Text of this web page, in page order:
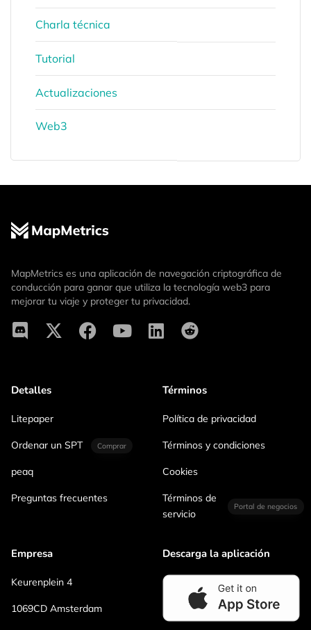
Charla técnica
Tutorial
Actualizaciones
Web3
MapMetrics es una aplicación de navegación criptográfica de
conducción para ganar que utiliza la tecnología web3 para
mejorar tu viaje y proteger tu privacidad.
Detalles
Litepaper
Ordenar un SPT Comprar
peaq
Preguntas frecuentes
Términos
Política de privacidad
Términos y condiciones
Cookies
Términos de
servicio
Portal de negocios
Empresa
Keurenplein 4
1069CD Amsterdam
Descarga la aplicación